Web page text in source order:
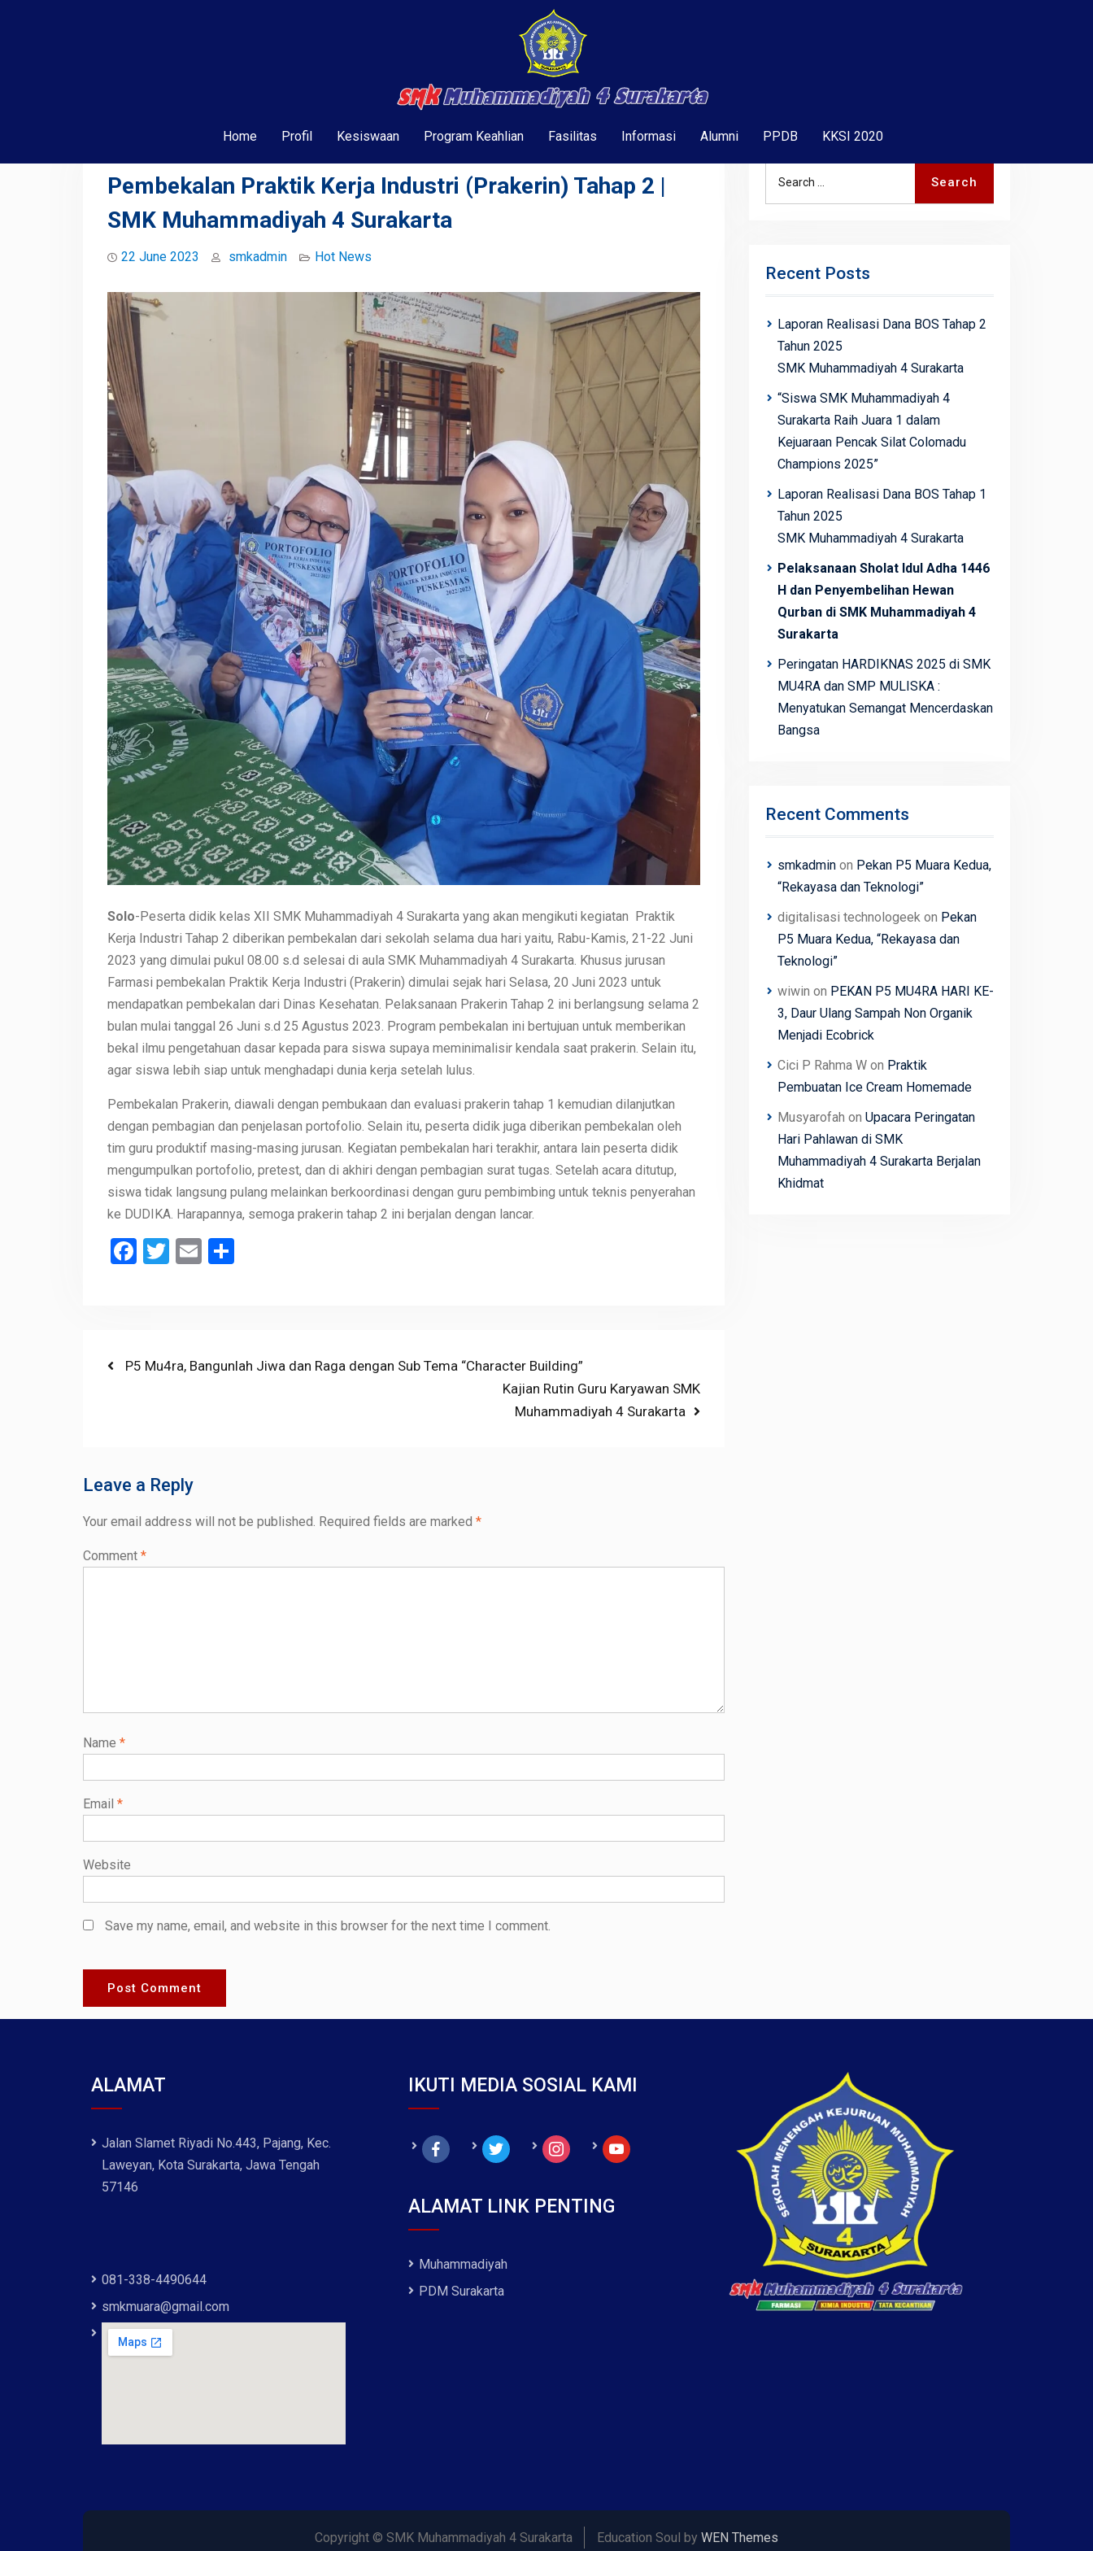
Home Profil Kesiswaan Program Keahlian Fasilitas Informasi Alumni PPDB KKSI 2020
Pembekalan Praktik Kerja Industri (Prakerin) Tahap 2 |
SMK Muhammadiyah 4 Surakarta
22 June 2023 smkadmin Hot News
Solo-Peserta didik kelas XII SMK Muhammadiyah 4 Surakarta yang akan mengikuti kegiatan Praktik
Kerja Industri Tahap 2 diberikan pembekalan dari sekolah selama dua hari yaitu, Rabu-Kamis, 21-22 Juni
2023 yang dimulai pukul 08.00 s.d selesai di aula SMK Muhammadiyah 4 Surakarta. Khusus jurusan
Farmasi pembekalan Praktik Kerja Industri (Prakerin) dimulai sejak hari Selasa, 20 Juni 2023 untuk
mendapatkan pembekalan dari Dinas Kesehatan. Pelaksanaan Prakerin Tahap 2 ini berlangsung selama 2
bulan mulai tanggal 26 Juni s.d 25 Agustus 2023. Program pembekalan ini bertujuan untuk memberikan
bekal ilmu pengetahuan dasar kepada para siswa supaya meminimalisir kendala saat prakerin. Selain itu,
agar siswa lebih siap untuk menghadapi dunia kerja setelah lulus.
Pembekalan Prakerin, diawali dengan pembukaan dan evaluasi prakerin tahap 1 kemudian dilanjutkan
dengan pembagian dan penjelasan portofolio. Selain itu, peserta didik juga diberikan pembekalan oleh
tim guru produktif masing-masing jurusan. Kegiatan pembekalan hari terakhir, antara lain peserta didik
mengumpulkan portofolio, pretest, dan di akhiri dengan pembagian surat tugas. Setelah acara ditutup,
siswa tidak langsung pulang melainkan berkoordinasi dengan guru pembimbing untuk teknis penyerahan
ke DUDIKA. Harapannya, semoga prakerin tahap 2 ini berjalan dengan lancar.
Facebook
Twitter
Email
Post
Previous
P5 Mu4ra, Bangunlah Jiwa dan Raga dengan Sub Tema “Character Building”
Next
post:
Kajian Rutin Guru Karyawan SMK
Muhammadiyah 4 Surakarta
Leave a Reply
Your email address will not be published. Required fields are marked *
Comment *
Name *
Email *
Website
Save my name, email, and website in this browser for the next time I comment.
Search
Recent Posts
Laporan Realisasi Dana BOS Tahap 2
Tahun 2025
SMK Muhammadiyah 4 Surakarta
“Siswa SMK Muhammadiyah 4
Surakarta Raih Juara 1 dalam
Kejuaraan Pencak Silat Colomadu
Champions 2025”
Laporan Realisasi Dana BOS Tahap 1
Tahun 2025
SMK Muhammadiyah 4 Surakarta
Pelaksanaan Sholat Idul Adha 1446
H dan Penyembelihan Hewan
Qurban di SMK Muhammadiyah 4
Surakarta
Peringatan HARDIKNAS 2025 di SMK
MU4RA dan SMP MULISKA :
Menyatukan Semangat Mencerdaskan
Bangsa
Recent Comments
smkadmin on Pekan P5 Muara Kedua,
“Rekayasa dan Teknologi”
digitalisasi technologeek on Pekan
P5 Muara Kedua, “Rekayasa dan
Teknologi”
wiwin on PEKAN P5 MU4RA HARI KE-
3, Daur Ulang Sampah Non Organik
Menjadi Ecobrick
Cici P Rahma W on Praktik
Pembuatan Ice Cream Homemade
Musyarofah on Upacara Peringatan
Hari Pahlawan di SMK
Muhammadiyah 4 Surakarta Berjalan
Khidmat
ALAMAT
Jalan Slamet Riyadi No.443, Pajang, Kec.
Laweyan, Kota Surakarta, Jawa Tengah
57146
081-338-4490644
smkmuara@gmail.com
IKUTI MEDIA SOSIAL KAMI
facebook twitter instagram youtube
ALAMAT LINK PENTING
Muhammadiyah
PDM Surakarta
Copyright © SMK Muhammadiyah 4 Surakarta Education Soul by WEN Themes